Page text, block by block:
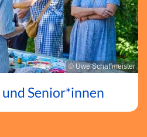
© Uwe Schaffmeister
Senior*innen